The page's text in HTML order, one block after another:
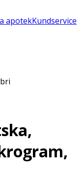
apotekKundservice